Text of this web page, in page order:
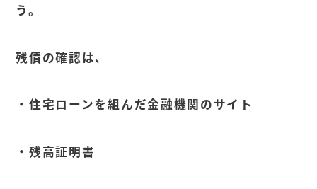
う。
残債の確認は、
・住宅ローンを組んだ金融機関のサイト
・残高証明書